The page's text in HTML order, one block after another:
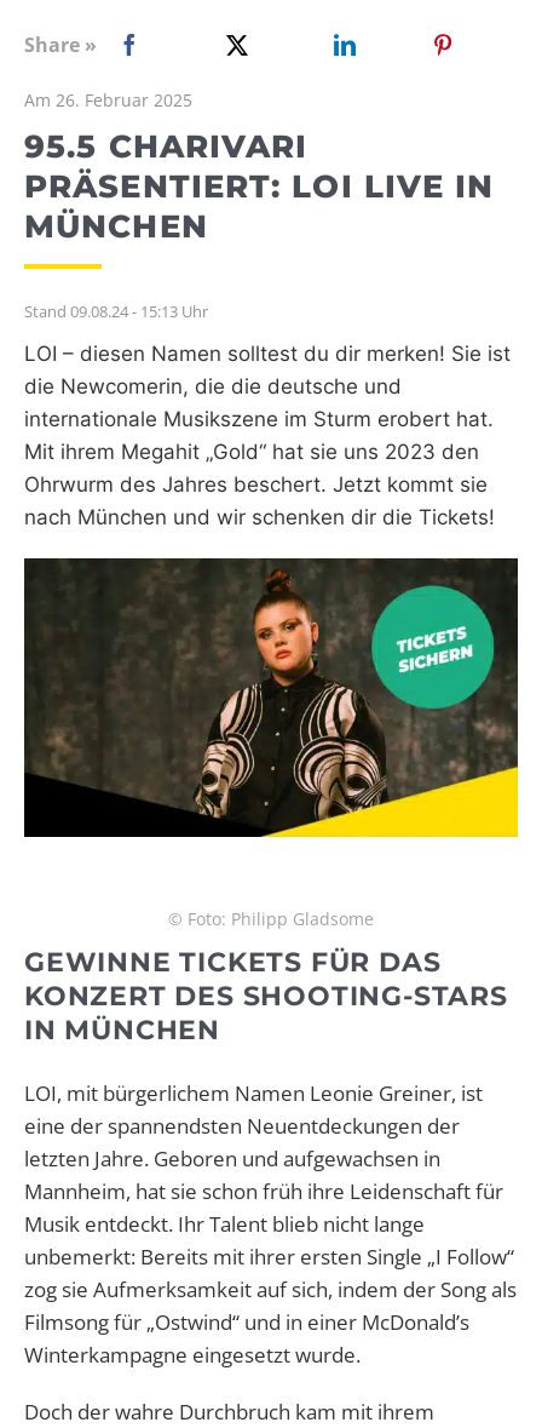
WEBRADIO
Share »
Am 26. Februar 2025
95.5 CHARIVARI
PRÄSENTIERT: LOI LIVE IN
MÜNCHEN
Stand 09.08.24 - 15:13 Uhr
LOI – diesen Namen solltest du dir merken! Sie ist
die Newcomerin, die die deutsche und
internationale Musikszene im Sturm erobert hat.
Mit ihrem Megahit „Gold“ hat sie uns 2023 den
Ohrwurm des Jahres beschert. Jetzt kommt sie
nach München und wir schenken dir die Tickets!
© Foto: Philipp Gladsome
GEWINNE TICKETS FÜR DAS
KONZERT DES SHOOTING-STARS
IN MÜNCHEN
LOI, mit bürgerlichem Namen Leonie Greiner, ist
eine der spannendsten Neuentdeckungen der
letzten Jahre. Geboren und aufgewachsen in
Mannheim, hat sie schon früh ihre Leidenschaft für
Musik entdeckt. Ihr Talent blieb nicht lange
unbemerkt: Bereits mit ihrer ersten Single „I Follow“
zog sie Aufmerksamkeit auf sich, indem der Song als
Filmsong für „Ostwind“ und in einer McDonald’s
Winterkampagne eingesetzt wurde.
Doch der wahre Durchbruch kam mit ihrem